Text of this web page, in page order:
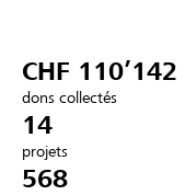
Se connecter
CHF 110’142
dons collectés
14
projets
568